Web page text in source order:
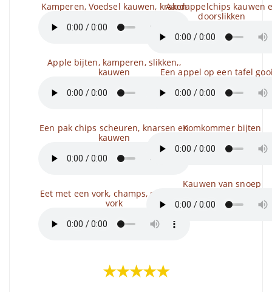
Kamperen, Voedsel kauwen, kraken
Apple bijten, kamperen, slikken,,
kauwen
Een pak chips scheuren, knarsen en
kauwen
Eet met een vork, champs, gooit een
vork
Aardappelchips kauwen
doorslikken
Een appel op een tafel
Komkommer bijten
Kauwen van snoep
★★★★★